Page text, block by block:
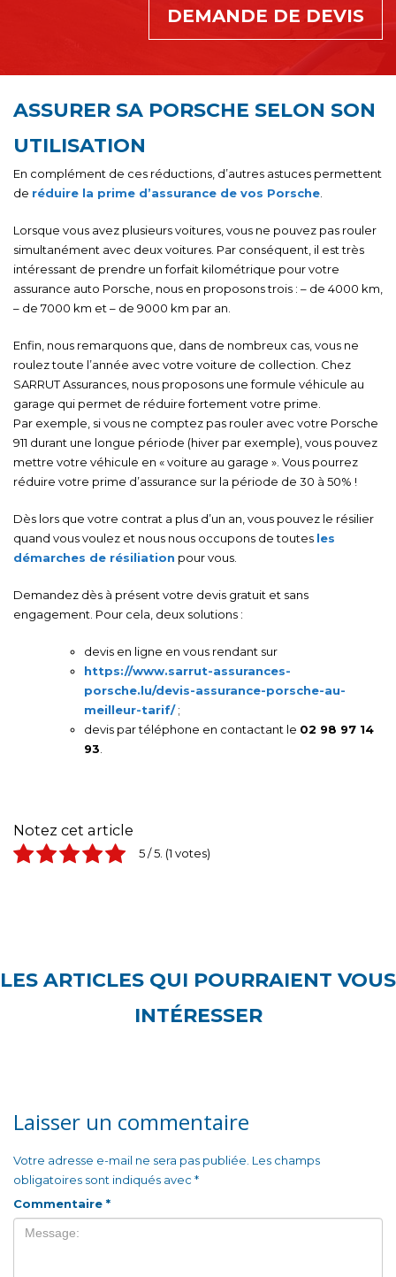
DEMANDE DE DEVIS
ASSURER SA PORSCHE SELON SON
UTILISATION
En complément de ces réductions, d’autres astuces permettent
de réduire la prime d’assurance de vos Porsche
Lorsque vous avez plusieurs voitures, vous ne pouvez pas rouler
simultanément avec deux voitures. Par conséquent, il est très
intéressant de prendre un forfait kilométrique pour votre
assurance auto Porsche, nous en proposons trois : – de 4000 km,
– de 7000 km et – de 9000 km par an.
Enfin, nous remarquons que, dans de nombreux cas, vous ne
roulez toute l’année avec votre voiture de collection. Chez
SARRUT Assurances, nous proposons une formule véhicule au
garage qui permet de réduire fortement votre prime.
Par exemple, si vous ne comptez pas rouler avec votre Porsche
911 durant une longue période (hiver par exemple), vous pouvez
mettre votre véhicule en « voiture au garage ». Vous pourrez
réduire votre prime d’assurance sur la période de 30 à 50% !
Dès lors que votre contrat a plus d’un an, vous pouvez le résilier
quand vous voulez et nous nous occupons de toutes les
démarches de résiliation pour vous.
Demandez dès à présent votre devis gratuit et sans
engagement. Pour cela, deux solutions :
devis en ligne en vous rendant sur
https://www.sarrut-assurances-
porsche.lu/devis-assurance-porsche-au-
meilleur-tarif/;
devis par téléphone en contactant le 02 98 97 14
93
Notez cet article
5/ 5. 1
LES ARTICLES QUI POURRAIENT VOUS
INTÉRESSER
Laisser un commentaire
Votre adresse e-mail ne sera pas publiée. Les champs
obligatoires sont indiqués avec *
Commentaire *